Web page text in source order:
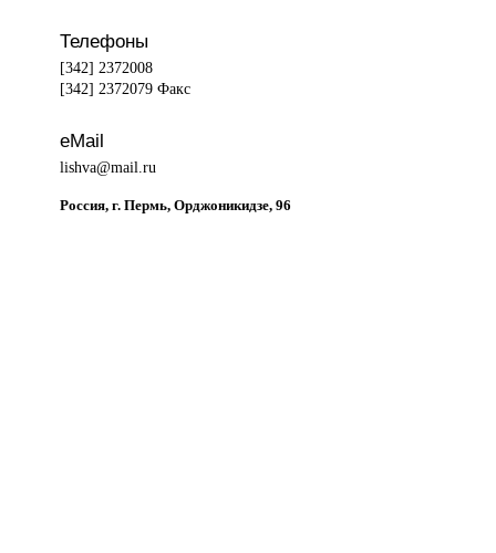
Телефоны
[342] 2372008
[342] 2372079 Факс
eMail
lishva@mail.ru
Россия, г. Пермь, Орджоникидзе, 96